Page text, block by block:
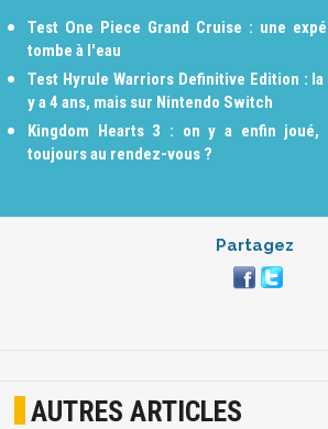
Test One Piece Grand Cruise : une
tombe à l'eau
Test Hyrule Warriors Definitive Edition :
y a 4 ans, mais sur Nintendo Switch
Kingdom Hearts 3 : on y a enfin joué,
toujours au rendez-vous ?
Partagez
AUTRES ARTICLES